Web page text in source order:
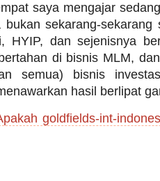
saya mengajar
bukan sekarang-
HYIP, dan sejenisnya
di bisnis MLM,
semua) bisnis
hasil berlipat
goldfields-int-